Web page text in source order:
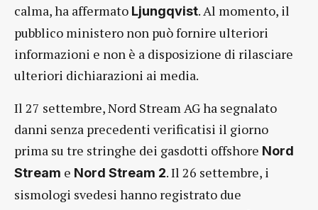
calma, ha affermato Ljungqvist. Al momento, il
pubblico ministero non può fornire ulteriori
informazioni e non è a disposizione di rilasciare
ulteriori dichiarazioni ai media.
Il 27 settembre, Nord Stream AG ha segnalato
danni senza precedenti verificatisi il giorno
prima su tre stringhe dei gasdotti offshore Nord
Stream e Nord Stream 2. Il 26 settembre, i
sismologi svedesi hanno registrato due